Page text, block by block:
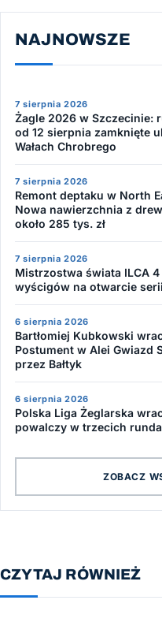
NAJNOWSZE
7 sierpnia 2026
Żagle 2026 w Szczecinie:
od 12 sierpnia zamknięte
Wałach Chrobrego
7 sierpnia 2026
Remont deptaku w North
Nowa nawierzchnia z
około 285 tys. zł
7 sierpnia 2026
Mistrzostwa świata ILCA
wyścigów na otwarcie
6 sierpnia 2026
Bartłomiej Kubkowski
Postument w Alei Gwiazd
przez Bałtyk
6 sierpnia 2026
Polska Liga Żeglarska
powalczy w trzecich
ZOBACZ
CZYTAJ RÓWNIEŻ